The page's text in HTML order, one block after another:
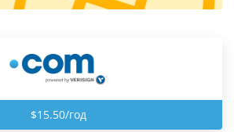
$15.50/год